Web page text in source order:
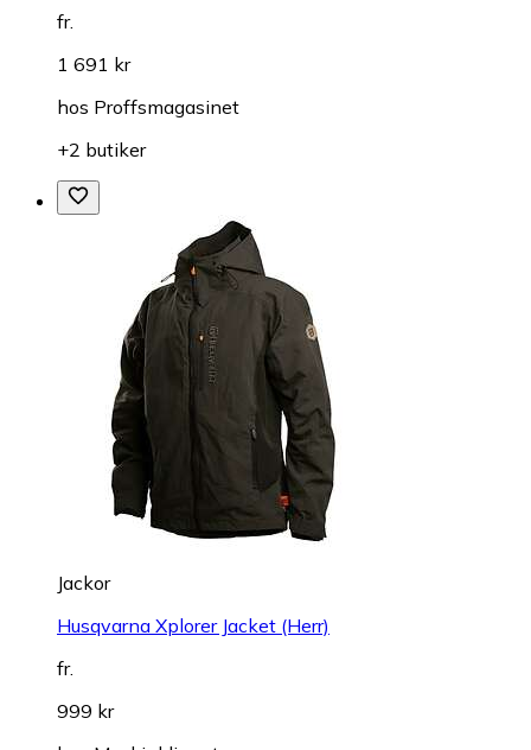
fr.
1 691 kr
hos Proffsmagasinet
+2 butiker
Jackor
Husqvarna Xplorer Jacket (Herr)
fr.
999 kr